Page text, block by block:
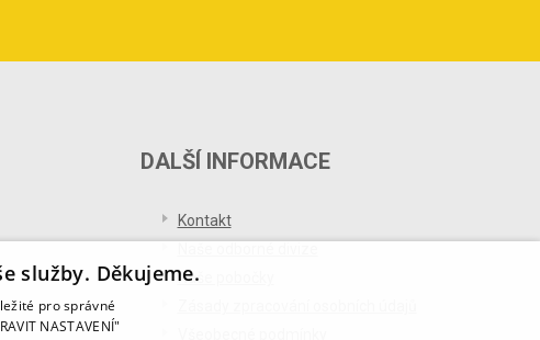
DALŠÍ INFORMACE
Kontakt
Naše pobočky
služby. Děkujeme.
pro správné
NASTAVENÍ"